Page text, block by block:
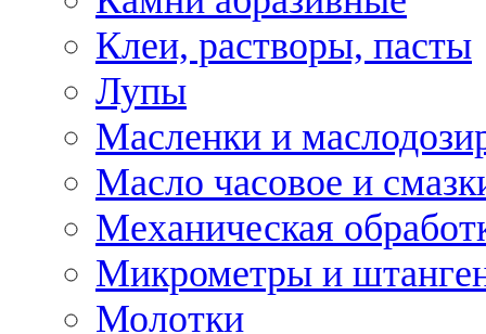
Клеи, растворы, пасты
Лупы
Масленки и
Масло часовое и
Механическая
Микрометры и
Молотки